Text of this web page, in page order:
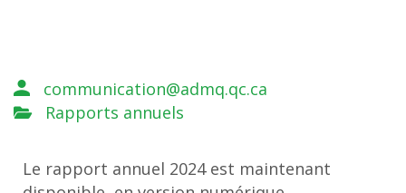
communication@admq.qc.ca
Rapports annuels
Le rapport annuel 2024 est maintenant